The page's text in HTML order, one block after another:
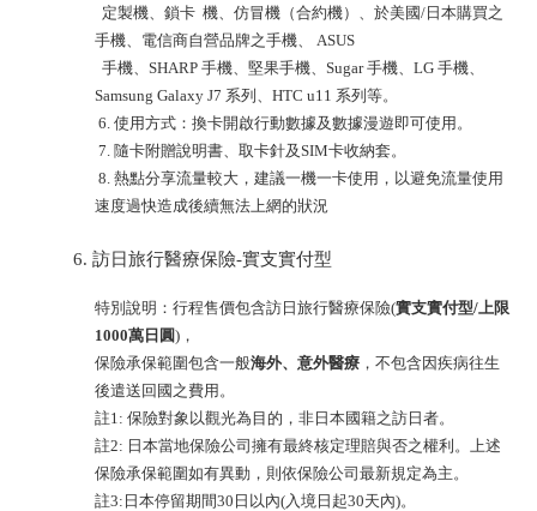
定製機、鎖卡 機、仿冒機（合約機）、於美國/日本購買之
手機、電信商自營品牌之手機、 ASUS
手機、SHARP 手機、堅果手機、Sugar 手機、LG 手機、
Samsung Galaxy J7 系列、HTC u11 系列等。
6. 使用方式：換卡開啟行動數據及數據漫遊即可使用。
7. 隨卡附贈說明書、取卡針及SIM卡收納套。
8. 熱點分享流量較大，建議一機一卡使用，以避免流量使用
速度過快造成後續無法上網的狀況
訪日旅行醫療保險-實支實付型
特別說明：行程售價包含訪日旅行醫療保險(實支實付型/上限
1000萬日圓)，
保險承保範圍包含一般海外、意外醫療，不包含因疾病往生
後遣送回國之費用。
註1: 保險對象以觀光為目的，非日本國籍之訪日者。
註2: 日本當地保險公司擁有最終核定理賠與否之權利。上述
保險承保範圍如有異動，則依保險公司最新規定為主。
註3:日本停留期間30日以內(入境日起30天內)。